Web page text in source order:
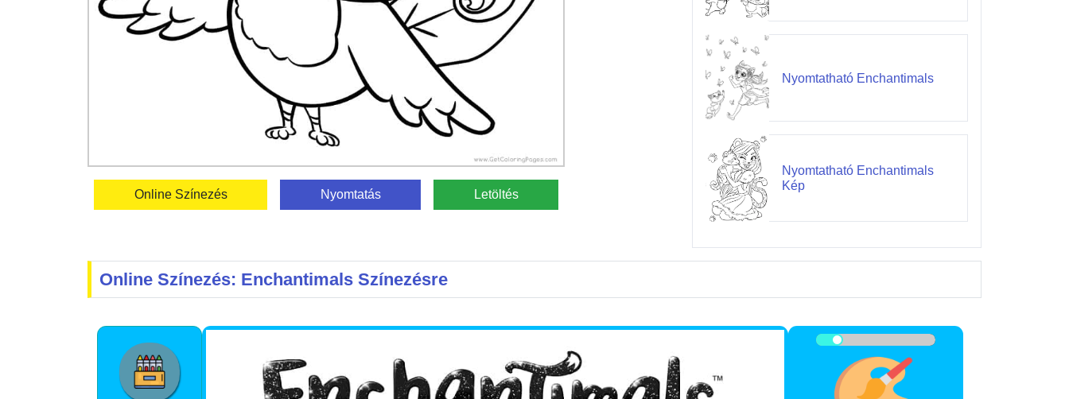
Online Színezés Nyomtatás Letöltés
Nyomtatható Enchantimals
Nyomtatható Enchantimals
Kép
Online Színezés: Enchantimals Színezésre